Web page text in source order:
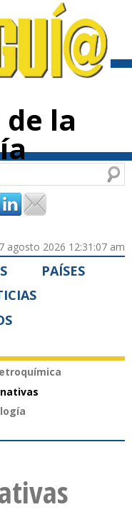
la
agosto 2026 12:31:07 am
PAÍSES